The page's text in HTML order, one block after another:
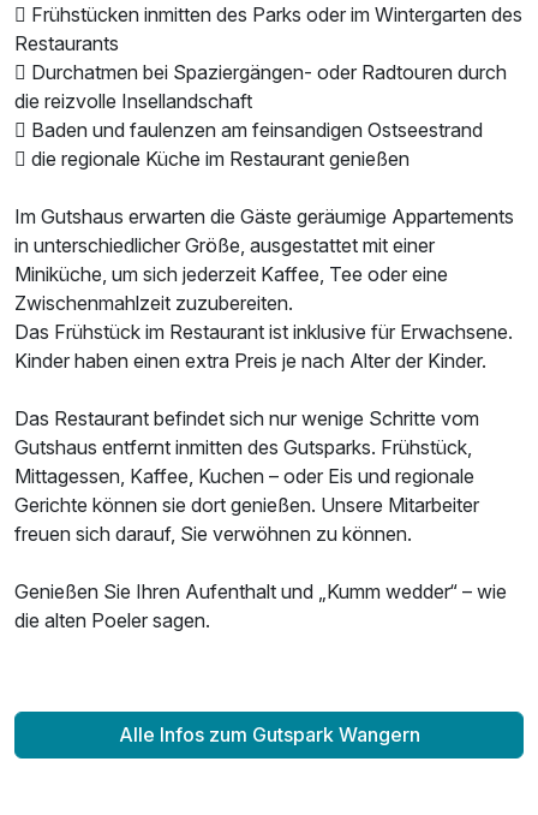
 Frühstücken inmitten des Parks oder im Wintergarten des
Restaurants
 Durchatmen bei Spaziergängen- oder Radtouren durch
die reizvolle Insellandschaft
 Baden und faulenzen am feinsandigen Ostseestrand
 die regionale Küche im Restaurant genießen
Im Gutshaus erwarten die Gäste geräumige Appartements
in unterschiedlicher Größe, ausgestattet mit einer
Miniküche, um sich jederzeit Kaffee, Tee oder eine
Zwischenmahlzeit zuzubereiten.
Das Frühstück im Restaurant ist inklusive für Erwachsene.
Kinder haben einen extra Preis je nach Alter der Kinder.
Das Restaurant befindet sich nur wenige Schritte vom
Gutshaus entfernt inmitten des Gutsparks. Frühstück,
Mittagessen, Kaffee, Kuchen – oder Eis und regionale
Gerichte können sie dort genießen. Unsere Mitarbeiter
freuen sich darauf, Sie verwöhnen zu können.
Genießen Sie Ihren Aufenthalt und „Kumm wedder“ – wie
die alten Poeler sagen.
Alle Infos zum Gutspark Wangern